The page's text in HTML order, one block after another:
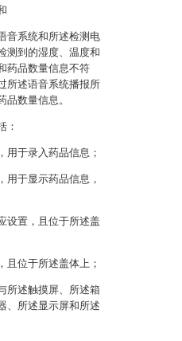
音系统和所述检测电
测到的湿度、温度和
药品数量信息不符
所述语音系统播报所
数量信息。
：
用于录入药品信息；
用于显示药品信息，
设置，且位于所述盖
且位于所述盖体上；
所述触摸屏、所述箱
、所述显示屏和所述